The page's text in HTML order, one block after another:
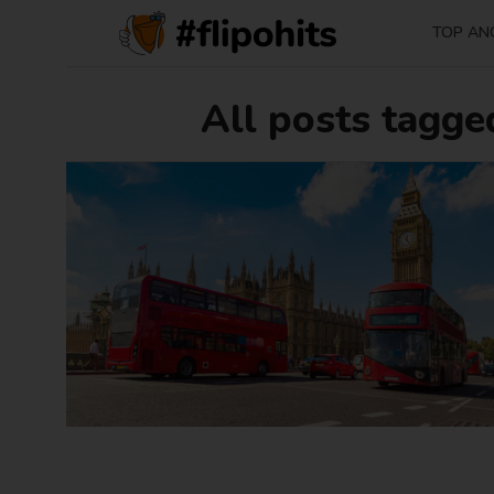
TOP
All posts